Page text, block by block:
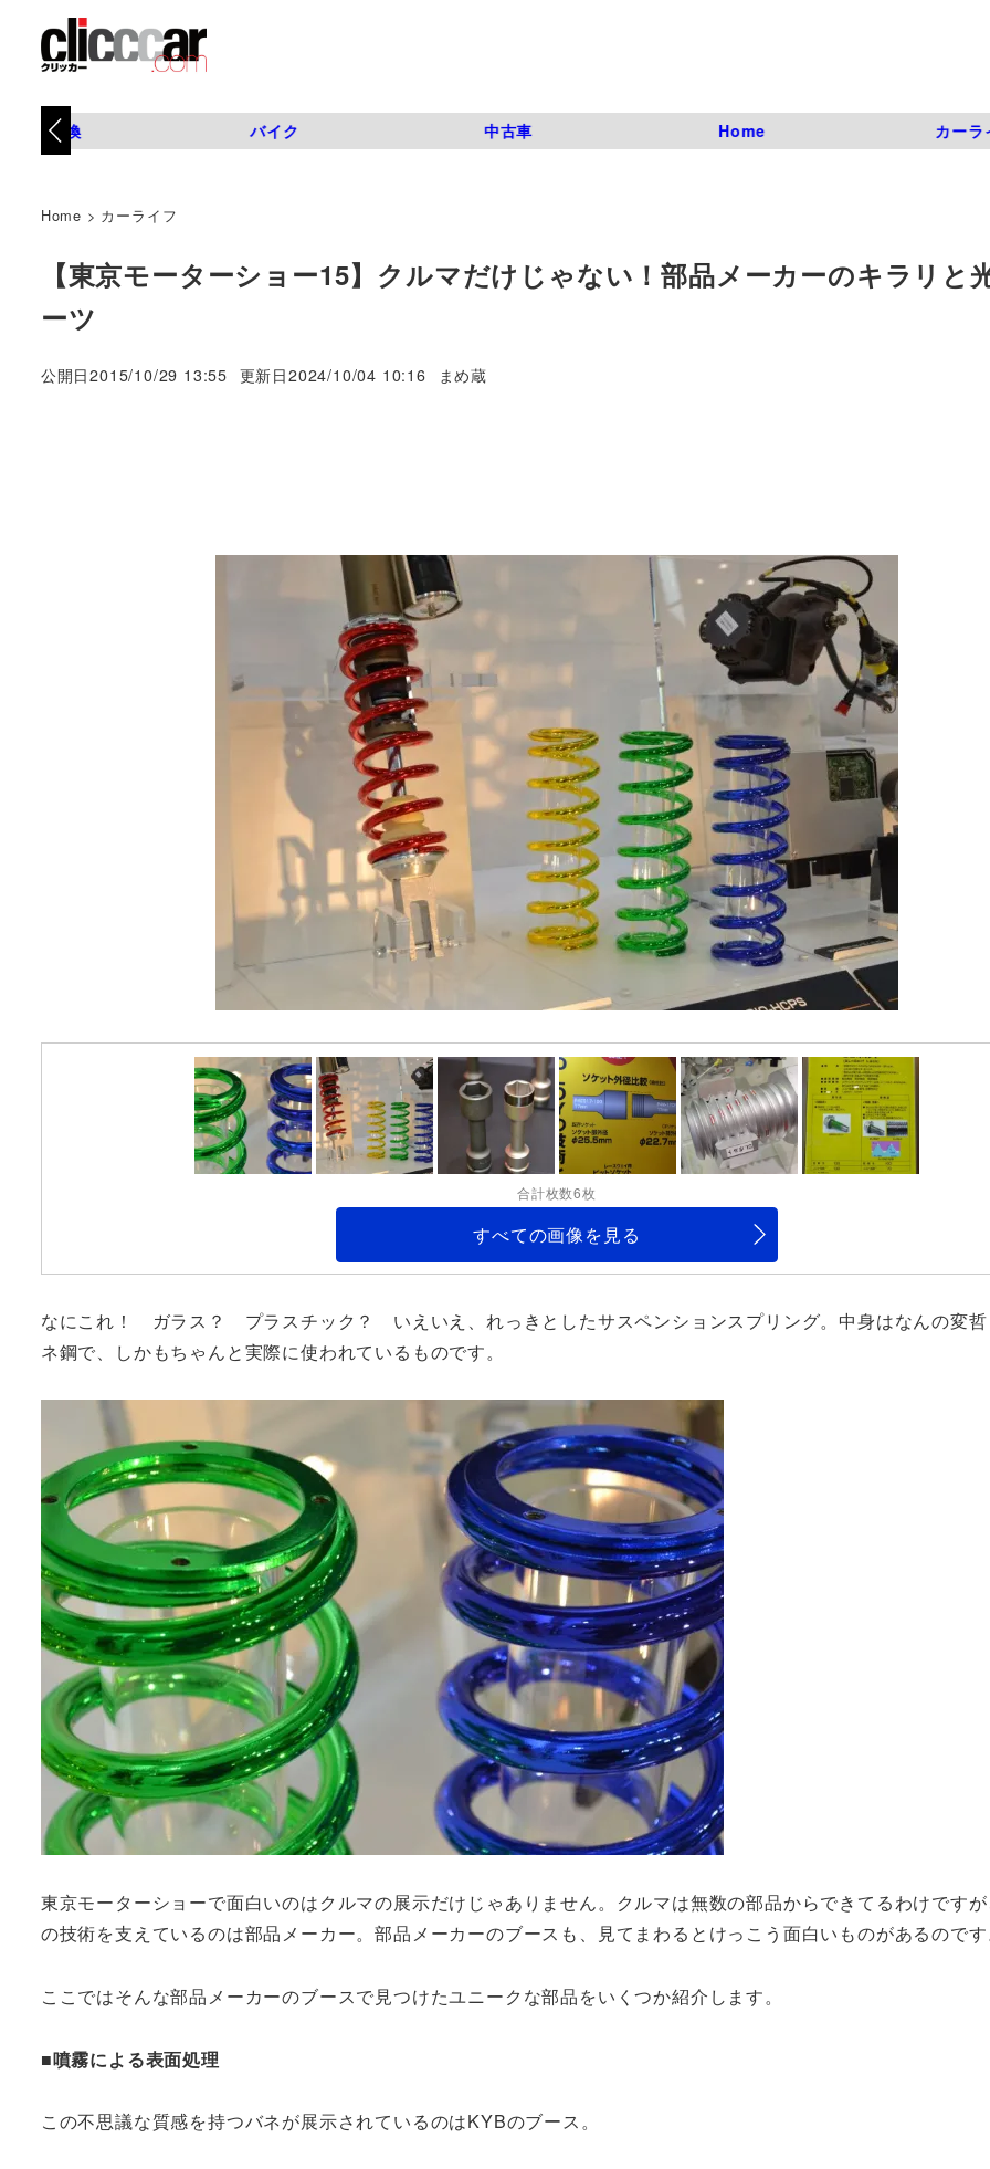
タイヤ交換 バイク 中古車 Home カーラ
Home > カーライフ
【東京モーターショー15】クルマだけじゃない！部品メーカーのキラリと
ーツ
公開日2015/10/29 13:55 更新日2024/10/04 10:16
著
まめ蔵
合計枚数6枚
すべての画像を見る
なにこれ！ ガラス？ プラスチック？ いえいえ、れっきとしたサスペンションスプリング。中身はなんの変
ネ鋼で、しかもちゃんと実際に使われているものです。
東京モーターショーで面白いのはクルマの展示だけじゃありません。クルマは無数の部品からできてるわけです
の技術を支えているのは部品メーカー。部品メーカーのブースも、見てまわるとけっこう面白いものがあるので
ここではそんな部品メーカーのブースで見つけたユニークな部品をいくつか紹介します。
■噴霧による表面処理
この不思議な質感を持つバネが展示されているのはKYBのブース。